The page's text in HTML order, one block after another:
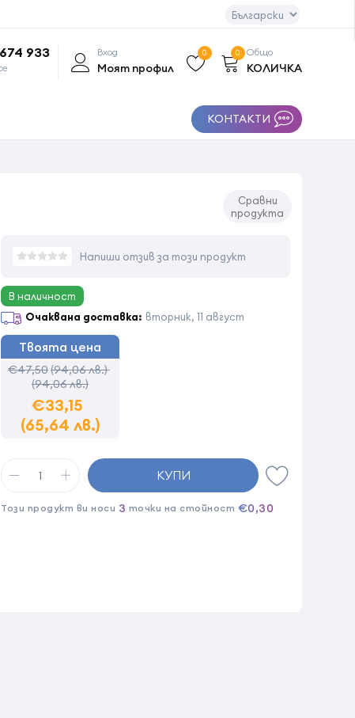
933 Вход
Моят профил
0 Общо
КОЛИЧКА
0
КОНТАКТИ
Сравни
продукта
Напиши отзив за този продукт
В наличност
Очаквана доставка: вторник, 11 август
Твоята цена
€47,50(94,06 лв.)
(94,06 лв.)
€33,15
(65,64 лв.)
КУПИ
Този продукт ви носи 3 точки на стойност €0,30